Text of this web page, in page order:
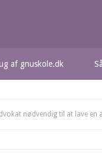
af gnuskole.dk
nødvendig til at lave en